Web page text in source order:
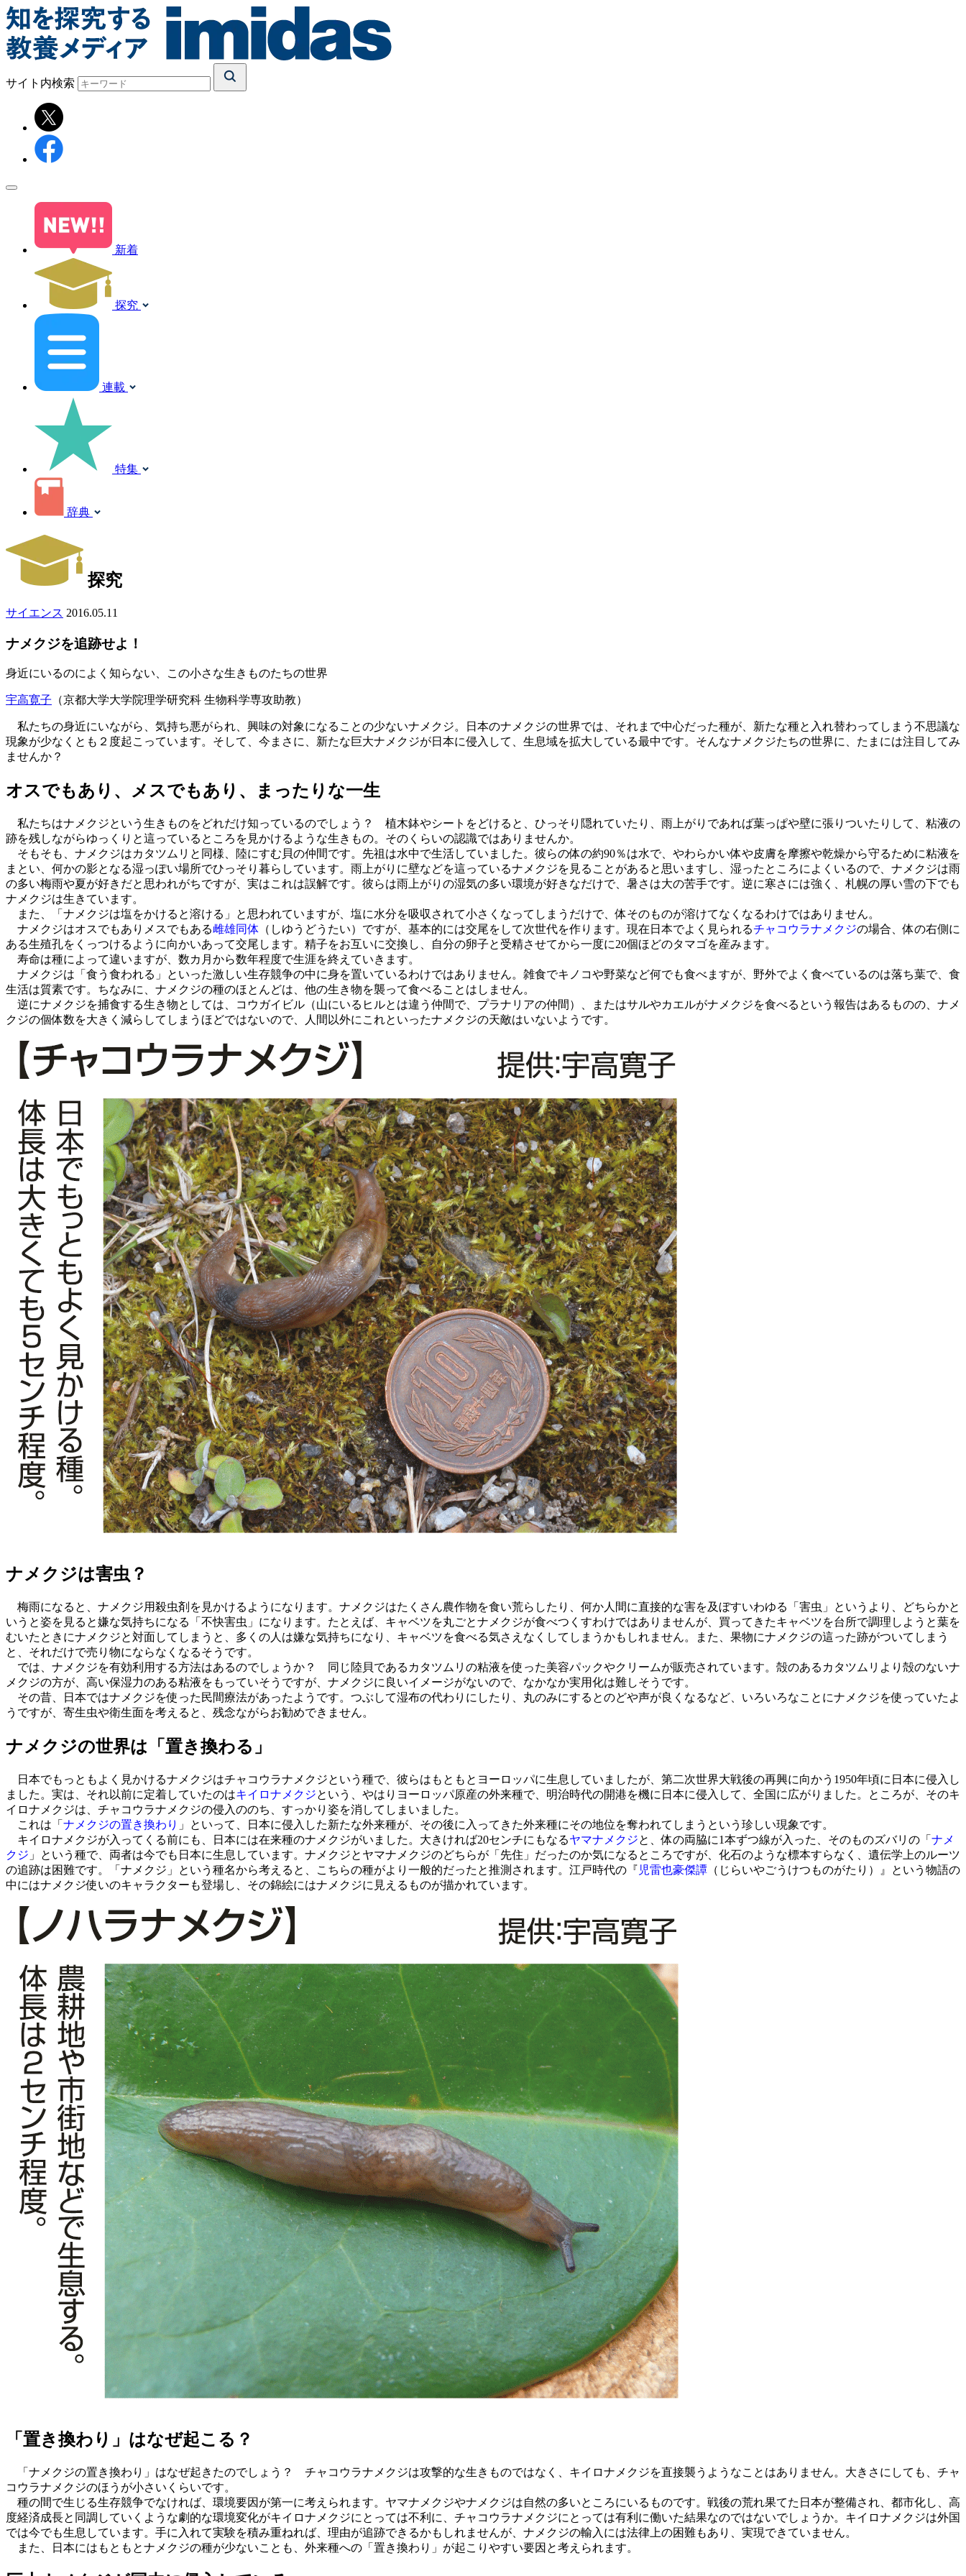
サイト内検索
新着
探究
連載
特集
辞典
探究
サイエンス 2016.05.11
ナメクジを追跡せよ！
身近にいるのによく知らない、この小さな生きものたちの世界
宇高寛子 （京都大学大学院理学研究科 生物科学専攻助教）
私たちの身近にいながら、気持ち悪がられ、興味の対象になることの少ないナメクジ。日本のナメクジの世界では、それまで中心だった種が、新たな種と入れ替わってしまう不思議な
現象が少なくとも２度起こっています。そして、今まさに、新たな巨大ナメクジが日本に侵入して、生息域を拡大している最中です。そんなナメクジたちの世界に、たまには注目してみ
ませんか？
オスでもあり、メスでもあり、まったりな一生
私たちはナメクジという生きものをどれだけ知っているのでしょう？ 植木鉢やシートをどけると、ひっそり隠れていたり、雨上がりであれば葉っぱや壁に張りついたりして、粘液の
跡を残しながらゆっくりと這っているところを見かけるような生きもの。そのくらいの認識ではありませんか。
そもそも、ナメクジはカタツムリと同様、陸にすむ貝の仲間です。先祖は水中で生活していました。彼らの体の約90％は水で、やわらかい体や皮膚を摩擦や乾燥から守るために粘液を
まとい、何かの影となる湿っぽい場所でひっそり暮らしています。雨上がりに壁などを這っているナメクジを見ることがあると思いますし、湿ったところによくいるので、ナメクジは雨
の多い梅雨や夏が好きだと思われがちですが、実はこれは誤解です。彼らは雨上がりの湿気の多い環境が好きなだけで、暑さは大の苦手です。逆に寒さには強く、札幌の厚い雪の下でも
ナメクジは生きています。
また、「ナメクジは塩をかけると溶ける」と思われていますが、塩に水分を吸収されて小さくなってしまうだけで、体そのものが溶けてなくなるわけではありません。
ナメクジはオスでもありメスでもある雌雄同体 （しゆうどうたい）ですが、基本的には交尾をして次世代を作ります。現在日本でよく見られるチャコウラナメクジの場合、体の右側に
ある生殖孔をくっつけるように向かいあって交尾します。精子をお互いに交換し、自分の卵子と受精させてから一度に20個ほどのタマゴを産みます。
寿命は種によって違いますが、数カ月から数年程度で生涯を終えていきます。
ナメクジは「食う食われる」といった激しい生存競争の中に身を置いているわけではありません。雑食でキノコや野菜など何でも食べますが、野外でよく食べているのは落ち葉で、食
生活は質素です。ちなみに、ナメクジの種のほとんどは、他の生き物を襲って食べることはしません。
逆にナメクジを捕食する生き物としては、コウガイビル（山にいるヒルとは違う仲間で、プラナリアの仲間）、またはサルやカエルがナメクジを食べるという報告はあるものの、ナメ
クジの個体数を大きく減らしてしまうほどではないので、人間以外にこれといったナメクジの天敵はいないようです。
ナメクジは害虫？
梅雨になると、ナメクジ用殺虫剤を見かけるようになります。ナメクジはたくさん農作物を食い荒らしたり、何か人間に直接的な害を及ぼすいわゆる「害虫」というより、どちらかと
いうと姿を見ると嫌な気持ちになる「不快害虫」になります。たとえば、キャベツを丸ごとナメクジが食べつくすわけではありませんが、買ってきたキャベツを台所で調理しようと葉を
むいたときにナメクジと対面してしまうと、多くの人は嫌な気持ちになり、キャベツを食べる気さえなくしてしまうかもしれません。また、果物にナメクジの這った跡がついてしまう
と、それだけで売り物にならなくなるそうです。
では、ナメクジを有効利用する方法はあるのでしょうか？ 同じ陸貝であるカタツムリの粘液を使った美容パックやクリームが販売されています。殻のあるカタツムリより殻のないナ
メクジの方が、高い保湿力のある粘液をもっていそうですが、ナメクジに良いイメージがないので、なかなか実用化は難しそうです。
その昔、日本ではナメクジを使った民間療法があったようです。つぶして湿布の代わりにしたり、丸のみにするとのどや声が良くなるなど、いろいろなことにナメクジを使っていたよ
うですが、寄生虫や衛生面を考えると、残念ながらお勧めできません。
ナメクジの世界は「置き換わる」
日本でもっともよく見かけるナメクジはチャコウラナメクジという種で、彼らはもともとヨーロッパに生息していましたが、第二次世界大戦後の再興に向かう1950年頃に日本に侵入し
ました。実は、それ以前に定着していたのはキイロナメクジという、やはりヨーロッパ原産の外来種で、明治時代の開港を機に日本に侵入して、全国に広がりました。ところが、そのキ
イロナメクジは、チャコウラナメクジの侵入ののち、すっかり姿を消してしまいました。
これは「 ナメクジの置き換わり 」といって、日本に侵入した新たな外来種が、その後に入ってきた外来種にその地位を奪われてしまうという珍しい現象です。
キイロナメクジが入ってくる前にも、日本には在来種のナメクジがいました。大きければ20センチにもなるヤマナメクジと、体の両脇に1本ずつ線が入った、そのものズバリの「 ナメ
クジ 」という種で、両者は今でも日本に生息しています。ナメクジとヤマナメクジのどちらが「先住」だったのか気になるところですが、化石のような標本すらなく、遺伝学上のルーツ
の追跡は困難です。「ナメクジ」という種名から考えると、こちらの種がより一般的だったと推測されます。江戸時代の『 児雷也豪傑譚 （じらいやごうけつものがたり）』という物語の
中にはナメクジ使いのキャラクターも登場し、その錦絵にはナメクジに見えるものが描かれています。
「置き換わり」はなぜ起こる？
「ナメクジの置き換わり」はなぜ起きたのでしょう？ チャコウラナメクジは攻撃的な生きものではなく、キイロナメクジを直接襲うようなことはありません。大きさにしても、チャ
コウラナメクジのほうが小さいくらいです。
種の間で生じる生存競争でなければ、環境要因が第一に考えられます。ヤマナメクジやナメクジは自然の多いところにいるものです。戦後の荒れ果てた日本が整備され、都市化し、高
度経済成長と同調していくような劇的な環境変化がキイロナメクジにとっては不利に、チャコウラナメクジにとっては有利に働いた結果なのではないでしょうか。キイロナメクジは外国
では今でも生息しています。手に入れて実験を積み重ねれば、理由が追跡できるかもしれませんが、ナメクジの輸入には法律上の困難もあり、実現できていません。
また、日本にはもともとナメクジの種が少ないことも、外来種への「置き換わり」が起こりやすい要因と考えられます。